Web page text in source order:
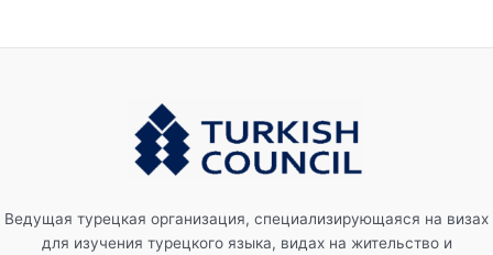
Ведущая турецкая организация, специализирующаяся на визах
для изучения турецкого языка, видах на жительство и